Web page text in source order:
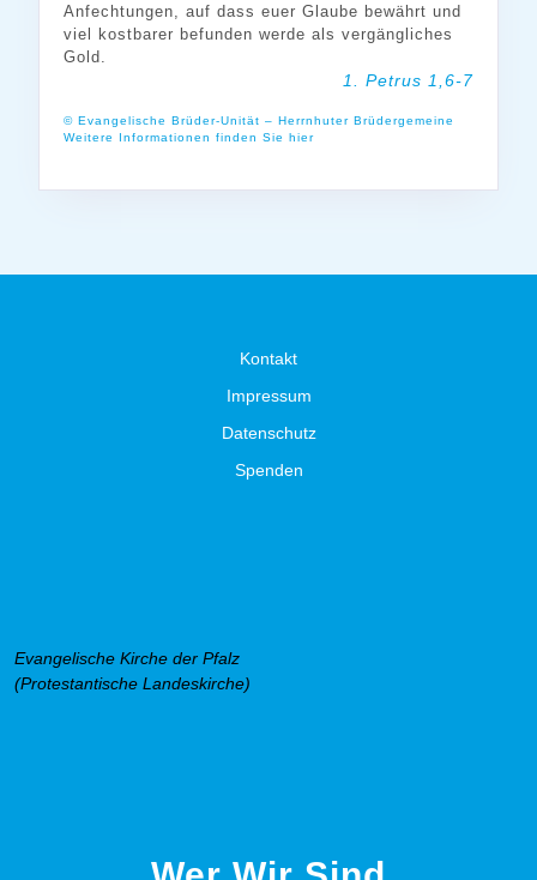
Anfechtungen, auf dass euer Glaube bewährt und
viel kostbarer befunden werde als vergängliches
Gold.
1. Petrus 1,6-7
© Evangelische Brüder-Unität – Herrnhuter Brüdergemeine
Weitere Informationen finden Sie hier
Kontakt
Impressum
Datenschutz
Spenden
Evangelische Kirche der Pfalz
(Protestantische Landeskirche)